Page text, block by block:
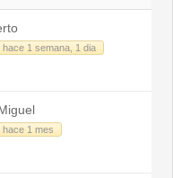
hace 1 semana, 1 dia
hace 1 mes